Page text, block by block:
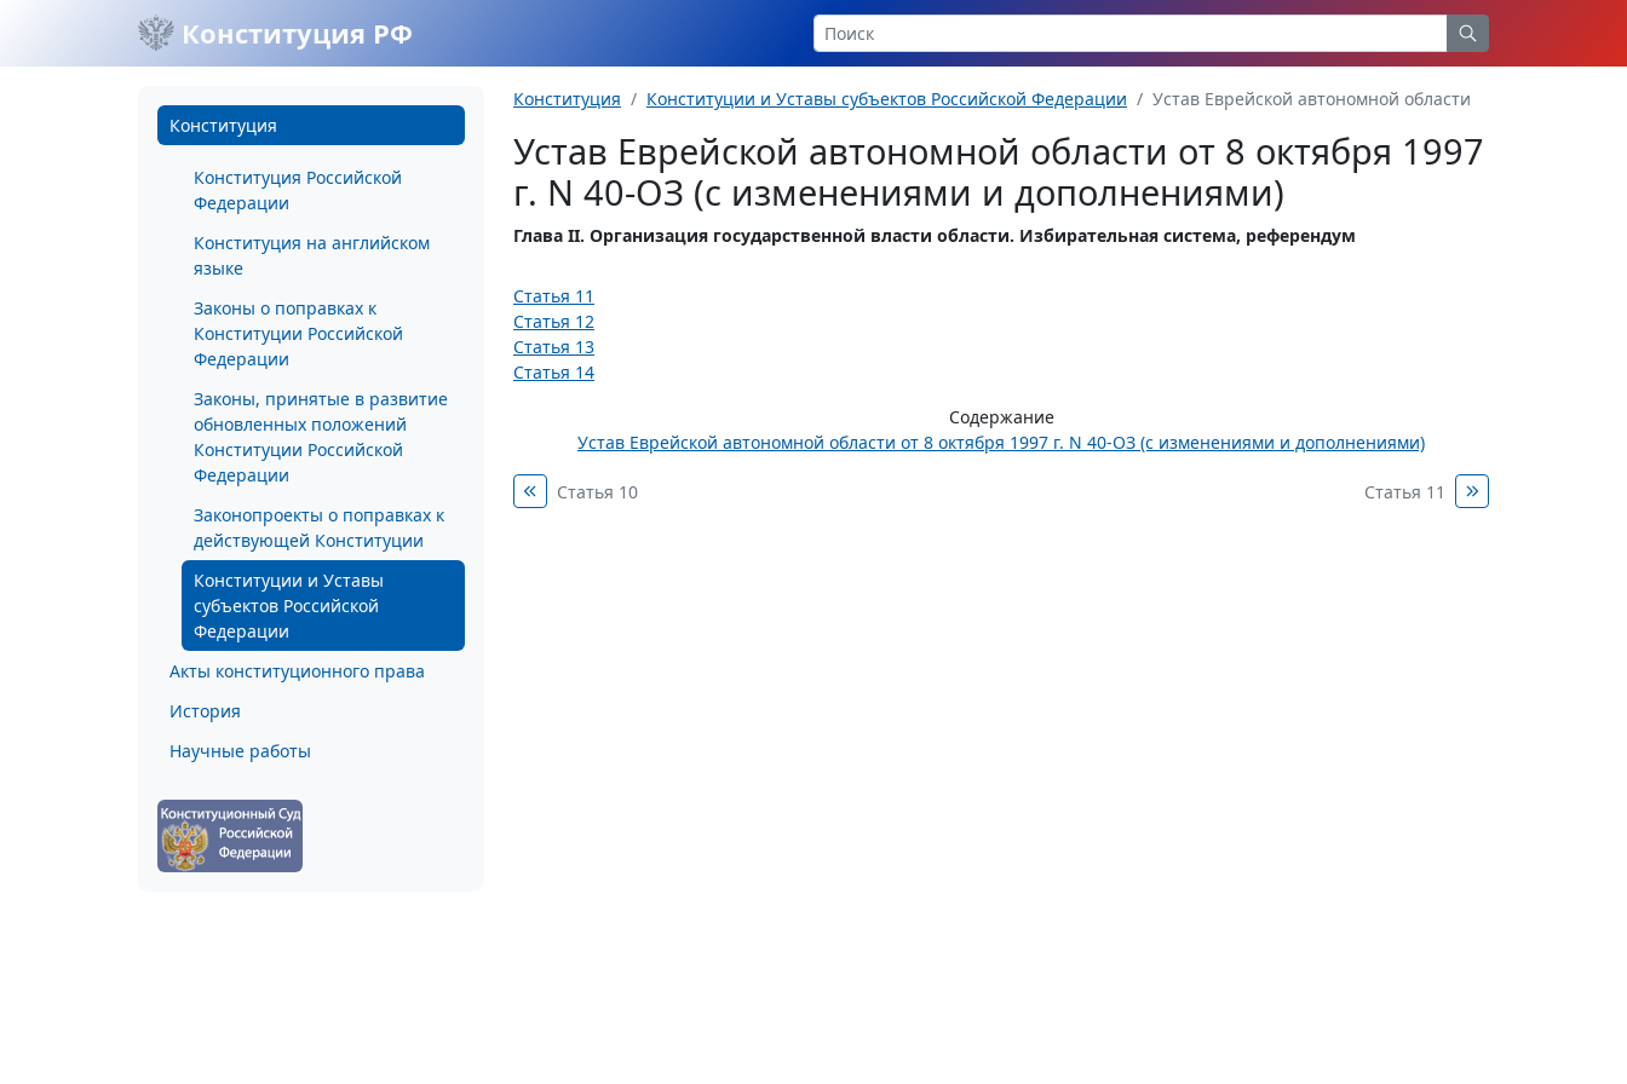
Конституция РФ
Конституция
Конституция Российской
Федерации
Конституция на английском
языке
Законы о поправках к
Конституции Российской
Федерации
Законы, принятые в развитие
обновленных положений
Конституции Российской
Федерации
Законопроекты о поправках к
действующей Конституции
Конституции и Уставы
субъектов Российской
Федерации
Акты конституционного права
История
Научные работы
Конституция Конституции и Уставы субъектов Российской Федерации Устав Еврейской автономной области
Устав Еврейской автономной области от 8 октября 1997
г. N 40-ОЗ (с изменениями и дополнениями)
Глава II. Организация государственной власти области. Избирательная система, референдум
Статья 11
Статья 12
Статья 13
Статья 14
Содержание
Устав Еврейской автономной области от 8 октября 1997 г. N 40-ОЗ (с изменениями и дополнениями)
Статья 10 Статья 11